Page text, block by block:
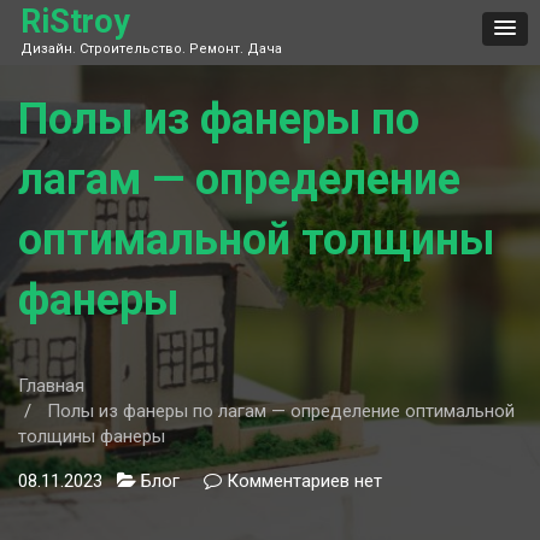
Skip
content
RiStroy
Дизайн. Строительство. Ремонт. Дача
Полы из фанеры по
лагам — определение
оптимальной толщины
фанеры
Главная
Полы из фанеры по лагам — определение оптимальной
толщины фанеры
08.11.2023 Блог Комментариев кнет